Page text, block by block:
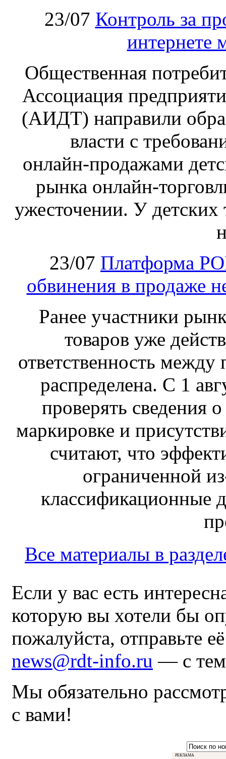
23/07 Контроль за
интернете
Общественная
Ассоциация
(АИДТ) направили
власти с
онлайн‑продажами
рынка онлайн-
ужесточении. У детских
23/07 Платформа
обвинения в продаже
Ранее участники
товаров уже
ответственность
распределена. С 1
проверять сведения
маркировке и
считают, что
ограниченной
классификационные
Все материалы в
Если у вас есть
которую вы хотели бы
пожалуйста, отправьте
news@rdt-info.ru — с
Мы обязательно
с вами!
РЕКЛАМА